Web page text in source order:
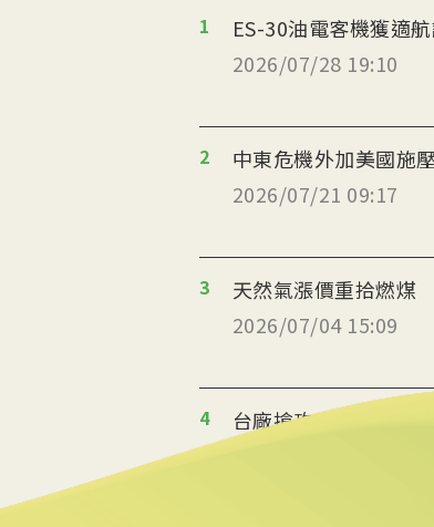
1
2026/07/28 19:10
2
中東危機外加美國施
2026/07/21 09:17
3
天然氣漲價重拾燃煤
2026/07/04 15:09
4
台廠搶攻泰國能源轉